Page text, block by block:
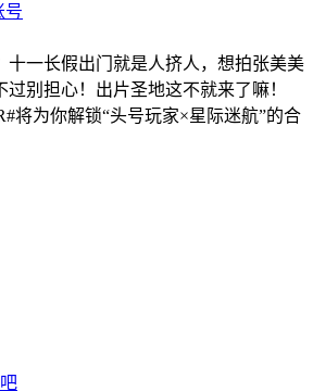
号
十一长假出门就是人挤人，想拍张美美
别担心！出片圣地这不就来了嘛！
将为你解锁“头号玩家×星际迷航”的合